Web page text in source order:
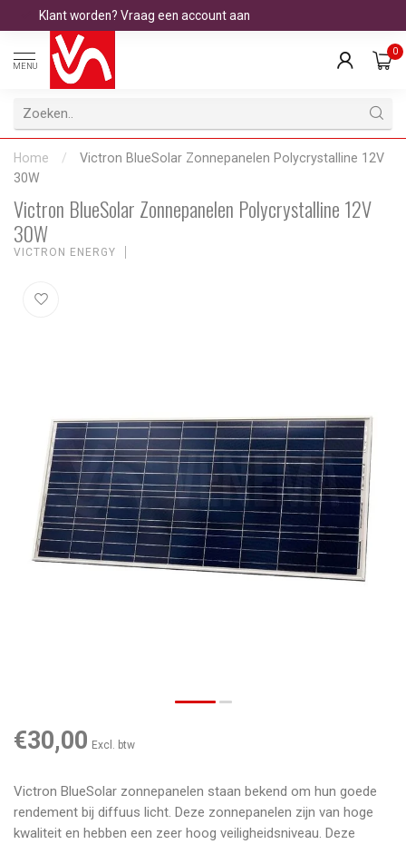
Klant worden? Vraag een account aan
MENU
0
Home /
Victron BlueSolar Zonnepanelen Polycrystalline 12V
30W
Victron BlueSolar Zonnepanelen Polycrystalline 12V
30W
VICTRON ENERGY
€30,00 Excl. btw
Victron BlueSolar zonnepanelen staan bekend om hun goede
rendement bij diffuus licht. Deze zonnepanelen zijn van hoge
kwaliteit en hebben een zeer hoog veiligheidsniveau. Deze